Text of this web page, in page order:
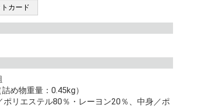
カード
め物重量：0.45kg）
リエステル80％・レーヨン20％、中身／ポ